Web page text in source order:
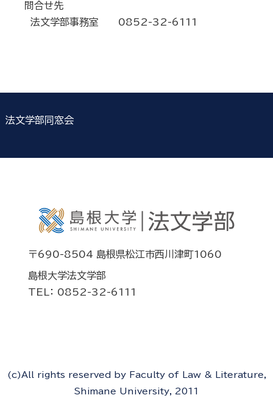
問合せ先
法文学部事務室 0852-32-6111
法文学部同窓会
〒690-8504 島根県松江市西川津町1060
島根大学法文学部
TEL： 0852-32-6111
(c)All rights reserved by Faculty of Law & Literature,
Shimane University, 2011